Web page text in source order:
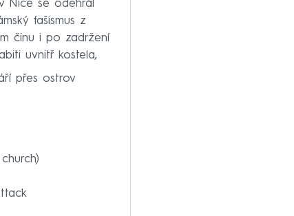
Nice se odehrál
fašismus z
činu i po zadržení
uvnitř kostela,
přes ostrov